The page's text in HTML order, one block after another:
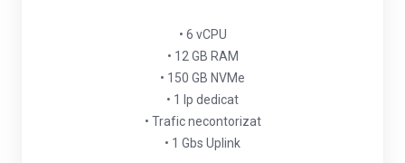
• 6 vCPU
• 12 GB RAM
• 150 GB NVMe
• 1 Ip dedicat
• Trafic necontorizat
• 1 Gbs Uplink